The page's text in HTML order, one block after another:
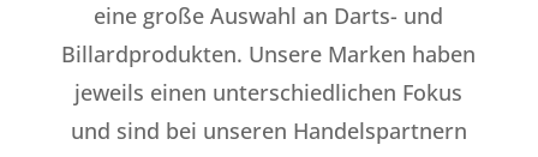
eine große Auswahl an Darts- und
Billardprodukten. Unsere Marken haben
jeweils einen unterschiedlichen Fokus
und sind bei unseren Handelspartnern